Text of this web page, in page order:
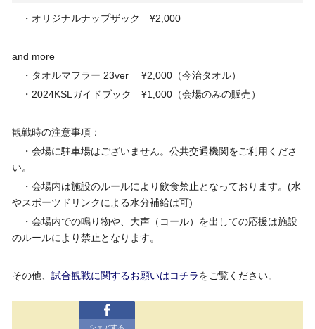
・オリジナルナップザック ¥2,000
and more
・タオルマフラー 23ver ¥2,000（今治タオル）
・2024KSLガイドブック ¥1,000（会場のみの販売）
観戦時の注意事項：
・会場に駐車場はございません。公共交通機関をご利用くださ
い。
・会場内は施設のルールにより飲食禁止となっております。(水
やスポーツドリンクによる水分補給は可)
・会場内での鳴り物や、大声（コール）を出しての応援は施設
のルールにより禁止となります。
その他、 試合観戦に関するお願いはコチラをご覧ください。
シェアする